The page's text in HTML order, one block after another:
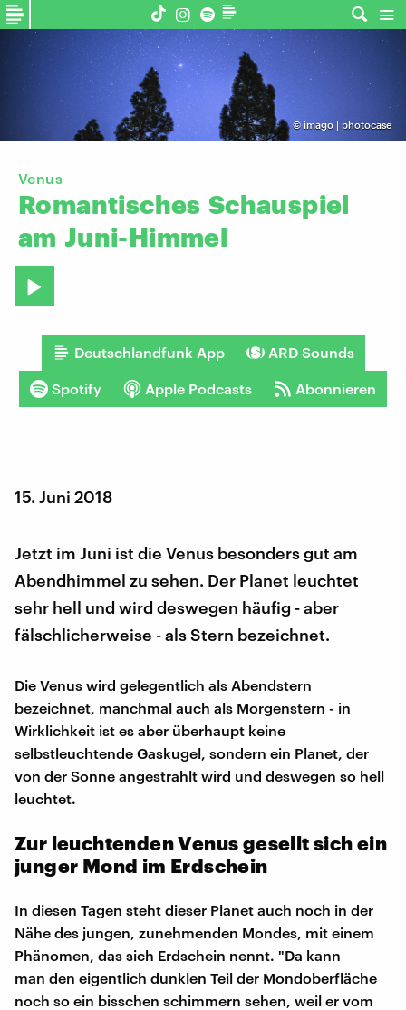
© imago | photocase
Venus
Romantisches Schauspiel
am Juni-Himmel
Deutschlandfunk App ARD Sounds
Spotify Apple Podcasts Abonnieren
15. Juni 2018
Jetzt im Juni ist die Venus besonders gut am
Abendhimmel zu sehen. Der Planet leuchtet
sehr hell und wird deswegen häufig - aber
fälschlicherweise - als Stern bezeichnet.
Die Venus wird gelegentlich als Abendstern
bezeichnet, manchmal auch als Morgenstern - in
Wirklichkeit ist es aber überhaupt keine
selbstleuchtende Gaskugel, sondern ein Planet, der
von der Sonne angestrahlt wird und deswegen so hell
leuchtet.
Zur leuchtenden Venus gesellt sich ein
junger Mond im Erdschein
In diesen Tagen steht dieser Planet auch noch in der
Nähe des jungen, zunehmenden Mondes, mit einem
Phänomen, das sich Erdschein nennt. "Da kann
man den eigentlich dunklen Teil der Mondoberfläche
noch so ein bisschen schimmern sehen, weil er vom